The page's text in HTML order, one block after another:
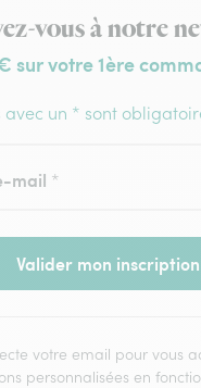
à la newsletter
vous à notre
sur votre 1ère
avec un * sont
mail *
Valider mon inscription
votre email pour vous
personnalisées en